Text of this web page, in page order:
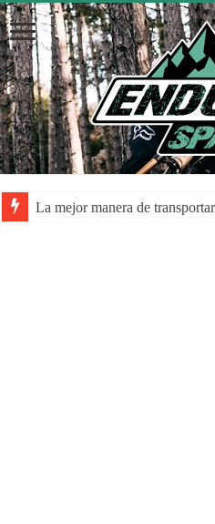
La mejor manera de